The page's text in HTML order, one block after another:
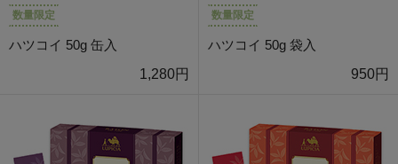
数量限定
ハツコイ 50g 缶入
1,280円
数量限定
ハツコイ 50g 袋入
950円